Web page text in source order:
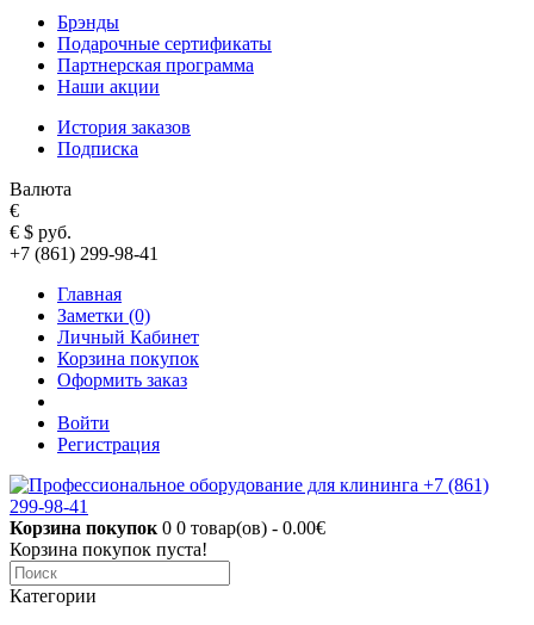
Брэнды
Подарочные сертификаты
Партнерская программа
Наши акции
История заказов
Подписка
Валюта
€
€ $ руб.
+7 (861) 299-98-41
Главная
Заметки (0)
Личный Кабинет
Корзина покупок
Оформить заказ
Войти
Регистрация
Корзина покупок 0 0 товар(ов) - 0.00€
Корзина покупок пуста!
Категории